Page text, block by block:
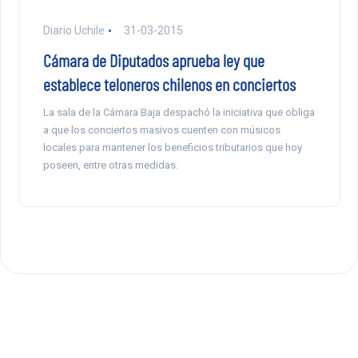
Diario Uchile 31-03-2015
Cámara de Diputados aprueba ley que
establece teloneros chilenos en conciertos
La sala de la Cámara Baja despachó la iniciativa que obliga
a que los conciertos masivos cuenten con músicos
locales para mantener los beneficios tributarios que hoy
poseen, entre otras medidas.